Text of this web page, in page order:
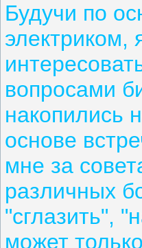
Будучи по
электриком,
вопросами
накопились
основе
мне за
различных
"сглазить",
может